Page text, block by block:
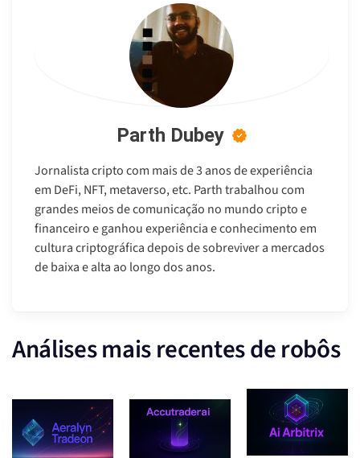
Parth Dubey
Jornalista cripto com mais de 3 anos de experiência
em DeFi, NFT, metaverso, etc. Parth trabalhou com
grandes meios de comunicação no mundo cripto e
financeiro e ganhou experiência e conhecimento em
cultura criptográfica depois de sobreviver a mercados
de baixa e alta ao longo dos anos.
Análises mais recentes de robôs